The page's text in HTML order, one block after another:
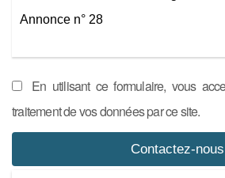
En utilisant ce formulaire, vous
traitement de vos données par ce site.